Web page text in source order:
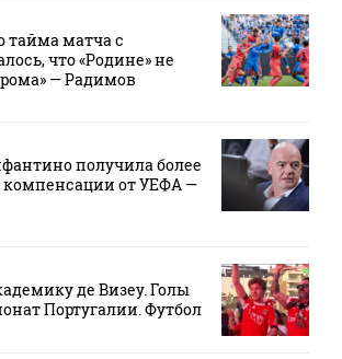
тайма матча с
что «Родине» не
— Радимов
получила более
компенсации от УЕФА —
де Визеу. Голы
Португалии. Футбол